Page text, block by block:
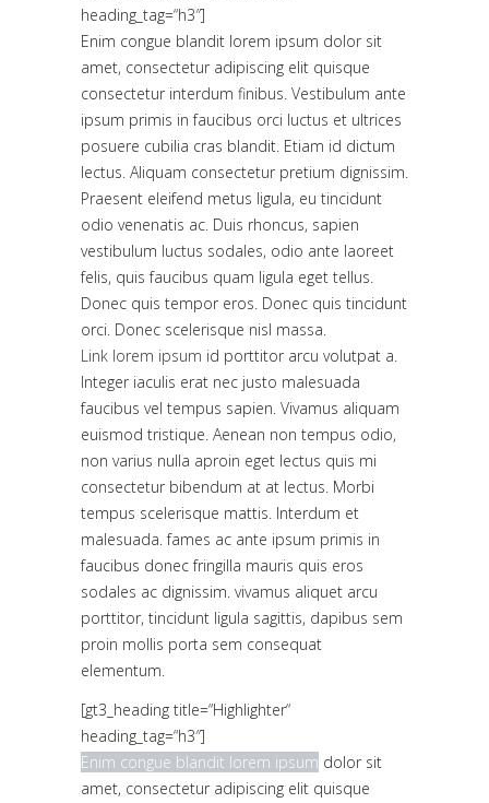
heading_tag=“h3″]
Enim congue blandit lorem ipsum dolor sit
amet, consectetur adipiscing elit quisque
consectetur interdum finibus. Vestibulum ante
ipsum primis in faucibus orci luctus et ultrices
posuere cubilia cras blandit. Etiam id dictum
lectus. Aliquam consectetur pretium dignissim.
Praesent eleifend metus ligula, eu tincidunt
odio venenatis ac. Duis rhoncus, sapien
vestibulum luctus sodales, odio ante laoreet
felis, quis faucibus quam ligula eget tellus.
Donec quis tempor eros. Donec quis tincidunt
orci. Donec scelerisque nisl massa.
Link lorem ipsum id porttitor arcu volutpat a.
Integer iaculis erat nec justo malesuada
faucibus vel tempus sapien. Vivamus aliquam
euismod tristique. Aenean non tempus odio,
non varius nulla aproin eget lectus quis mi
consectetur bibendum at at lectus. Morbi
tempus scelerisque mattis. Interdum et
malesuada. fames ac ante ipsum primis in
faucibus donec fringilla mauris quis eros
sodales ac dignissim. vivamus aliquet arcu
porttitor, tincidunt ligula sagittis, dapibus sem
proin mollis porta sem consequat
elementum.
[gt3_heading title=“Highlighter“
heading_tag=“h3″]
Enim congue blandit lorem ipsum dolor sit
amet, consectetur adipiscing elit quisque